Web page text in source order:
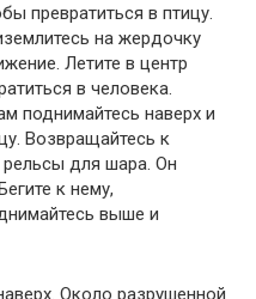
превратиться в птицу.
на жердочку
Летите в центр
в человека.
поднимайтесь наверх и
Возвращайтесь к
для шара. Он
к нему,
выше и
Около разрушенной